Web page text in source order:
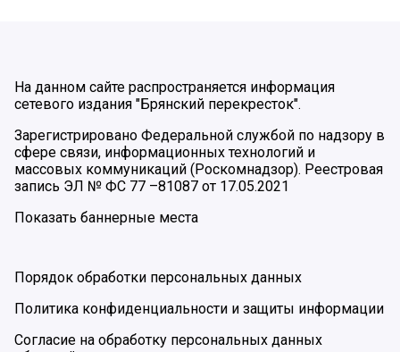
На данном сайте распространяется информация
сетевого издания "Брянский перекресток".
Зарегистрировано Федеральной службой по надзору в
сфере связи, информационных технологий и
массовых коммуникаций (Роскомнадзор). Реестровая
запись ЭЛ № ФС 77 –81087 от 17.05.2021
Показать баннерные места
Порядок обработки персональных данных
Политика конфиденциальности и защиты информации
Согласие на обработку персональных данных